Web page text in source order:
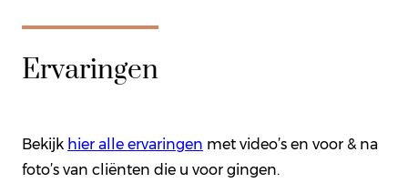
Ervaringen
Bekijk hier alle ervaringen met video’s en voor & na
foto’s van cliënten die u voor gingen.